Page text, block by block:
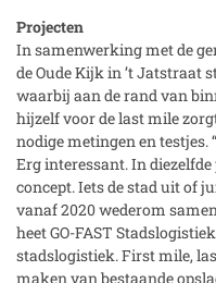
Projecten
In samenwerking met de
de Oude Kijk in ’t Jatstraat
waarbij aan de rand van
hijzelf voor de last mile
nodige metingen en
Erg interessant. In
concept. Iets de stad uit of
vanaf 2020 wederom
heet GO-FAST
stadslogistiek. First mile,
maken van bestaande